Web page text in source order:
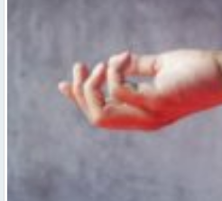
Plaukstas locītavas sastiepums: kā